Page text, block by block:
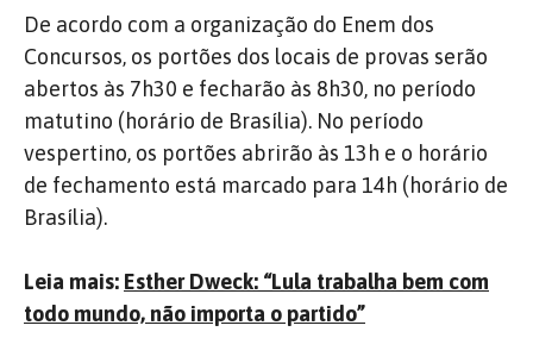
De acordo com a organização do Enem dos
Concursos, os portões dos locais de provas serão
abertos às 7h30 e fecharão às 8h30, no período
matutino (horário de Brasília). No período
vespertino, os portões abrirão às 13h e o horário
de fechamento está marcado para 14h (horário de
Brasília).
Leia mais: Esther Dweck: “Lula trabalha bem com
todo mundo, não importa o partido”